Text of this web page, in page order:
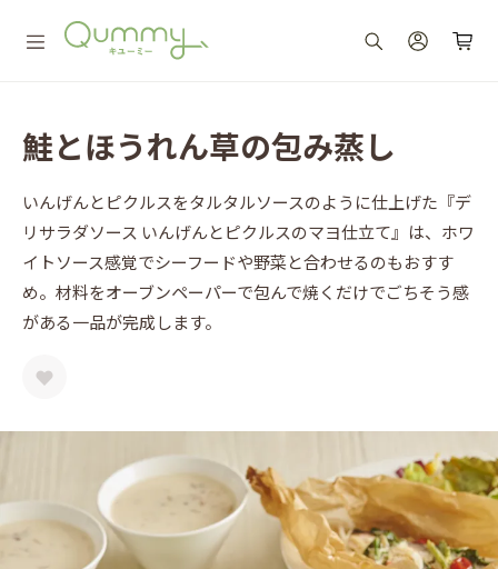
鮭とほうれん草の包み蒸し
いんげんとピクルスをタルタルソースのように仕上げた『デ
リサラダソース いんげんとピクルスのマヨ仕立て』は、ホワ
イトソース感覚でシーフードや野菜と合わせるのもおすす
め。材料をオーブンペーパーで包んで焼くだけでごちそう感
がある一品が完成します。